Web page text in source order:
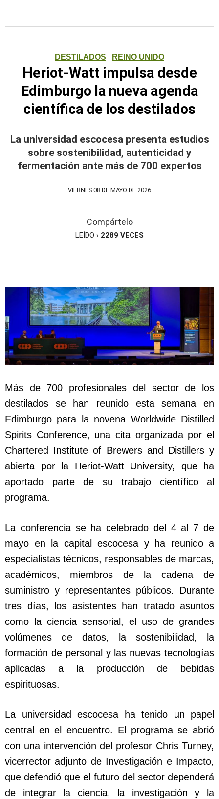
DESTILADOS REINO UNIDO
Heriot-Watt impulsa desde
Edimburgo la nueva agenda
científica de los destilados
La universidad escocesa presenta estudios
sobre sostenibilidad, autenticidad y
fermentación ante más de 700 expertos
VIERNES 08 DE MAYO DE 2026
Compártelo
LEÍDO › 2289 VECES
Más de 700 profesionales del sector de los
destilados se han reunido esta semana en
Edimburgo para la novena Worldwide Distilled
Spirits Conference, una cita organizada por el
Chartered Institute of Brewers and Distillers y
abierta por la Heriot-Watt University, que ha
aportado parte de su trabajo científico al
programa.
La conferencia se ha celebrado del 4 al 7 de
mayo en la capital escocesa y ha reunido a
especialistas técnicos, responsables de marcas,
académicos, miembros de la cadena de
suministro y representantes públicos. Durante
tres días, los asistentes han tratado asuntos
como la ciencia sensorial, el uso de grandes
volúmenes de datos, la sostenibilidad, la
formación de personal y las nuevas tecnologías
aplicadas a la producción de bebidas
espirituosas.
La universidad escocesa ha tenido un papel
central en el encuentro. El programa se abrió
con una intervención del profesor Chris Turney,
vicerrector adjunto de Investigación e Impacto,
que defendió que el futuro del sector dependerá
de integrar la ciencia, la investigación y la